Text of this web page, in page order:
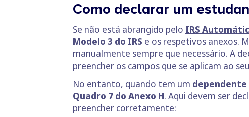
Como declarar um
Se não está abrangido pelo IRS
Modelo 3 do IRS e os respetivos anexos.
manualmente sempre que necessário. A
preencher os campos que se aplicam ao
No entanto, quando tem um
Quadro 7 do Anexo H. Aqui devem ser
preencher corretamente: